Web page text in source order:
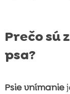
Prečo sú
psa?
Psie vnímanie